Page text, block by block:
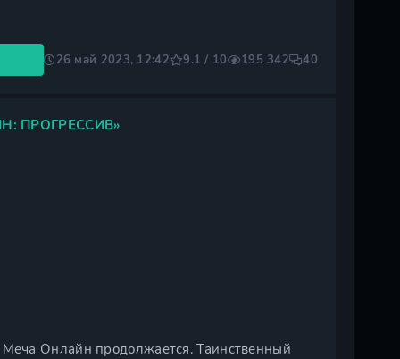
26 май 2023, 12:42 9.1 / 10 195 342 40
ПРОГРЕССИВ»
Онлайн продолжается. Таинственный